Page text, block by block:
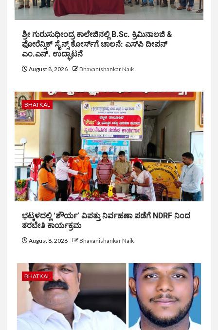
ಶ್ರೀ ಗುರುಸುಧೀಂದ್ರ ಕಾಲೇಜಿನಲ್ಲಿ B.Sc. ಕ್ರಿಮಿನಾಲಜಿ &
ಫೋರೆನ್ಸಿಕ್ ಸೈನ್ಸ್ ಕೋರ್ಸ್‌ಗೆ ಚಾಲನೆ: ಎಸ್‌ಪಿ ದೀಪನ್
ಎಂ.ಎನ್. ಉದ್ಘಾಟನೆ
August 8, 2026 Bhavanishankar Naik
BHATKAL
ಭಟ್ಕಳದಲ್ಲಿ ‘ಶೌರ್ಯ’ ವಿಪತ್ತು ನಿರ್ವಹಣಾ ಪಡೆಗೆ NDRF ನಿಂದ
ತರಬೇತಿ ಕಾರ್ಯಕ್ರಮ
August 8, 2026 Bhavanishankar Naik
BHATKAL